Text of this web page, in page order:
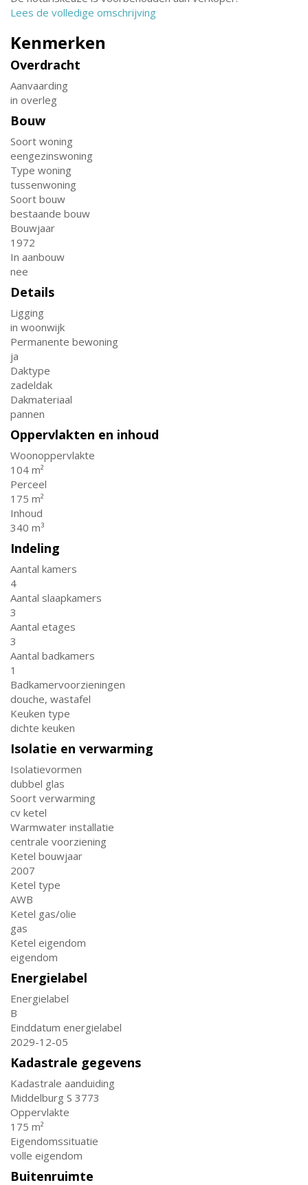
Lees de volledige omschrijving
Kenmerken
Overdracht
Aanvaarding
in overleg
Bouw
Soort woning
eengezinswoning
Type woning
tussenwoning
Soort bouw
bestaande bouw
Bouwjaar
1972
In aanbouw
nee
Details
Ligging
in woonwijk
Permanente bewoning
ja
Daktype
zadeldak
Dakmateriaal
pannen
Oppervlakten en inhoud
Woonoppervlakte
104 m²
Perceel
175 m²
Inhoud
340 m³
Indeling
Aantal kamers
4
Aantal slaapkamers
3
Aantal etages
3
Aantal badkamers
1
Badkamervoorzieningen
douche, wastafel
Keuken type
dichte keuken
Isolatie en verwarming
Isolatievormen
dubbel glas
Soort verwarming
cv ketel
Warmwater installatie
centrale voorziening
Ketel bouwjaar
2007
Ketel type
AWB
Ketel gas/olie
gas
Ketel eigendom
eigendom
Energielabel
Energielabel
B
Einddatum energielabel
2029-12-05
Kadastrale gegevens
Kadastrale aanduiding
Middelburg S 3773
Oppervlakte
175 m²
Eigendomssituatie
volle eigendom
Buitenruimte